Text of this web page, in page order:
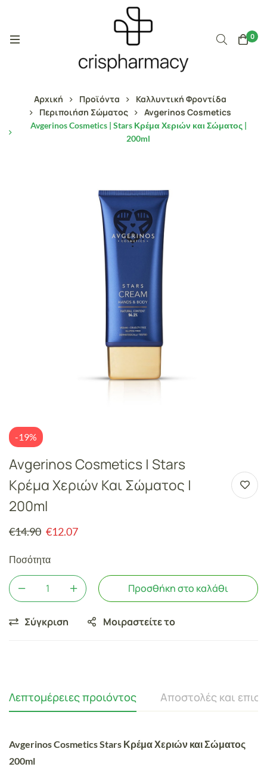
0
Αρχική Προϊόντα
Καλλυντική Φροντίδα
Περιποιήση Σώματος
Avgerinos Cosmetics
Avgerinos Cosmetics | Stars Κρέμα Χεριών και Σώματος |
200ml
-19%
Avgerinos Cosmetics | Stars
Κρέμα Χεριών Και Σώματος |
200ml
€14.90 €12.07
Ποσότητα
Προσθήκη στο καλάθι
Σύγκριση Μοιραστείτε το
Λεπτομέρειες προιόντος Αποστολές και
Avgerinos Cosmetics Stars Κρέμα Χεριών και Σώματος
200ml